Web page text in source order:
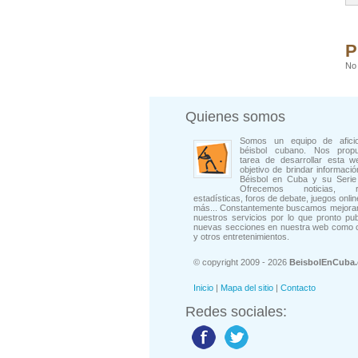
Quienes somos
Somos un equipo de
béisbol cubano. Nos
tarea de desarrollar esta
objetivo de brindar
Béisbol en Cuba y su Serie
Ofrecemos noticias,
estadísticas, foros de debate, juegos
más... Constantemente buscamos
nuestros servicios por lo que pronto
nuevas secciones en nuestra web como
y otros entretenimientos.
© copyright 2009 - 2026
Inicio | Mapa del sitio | Contacto
Redes sociales: